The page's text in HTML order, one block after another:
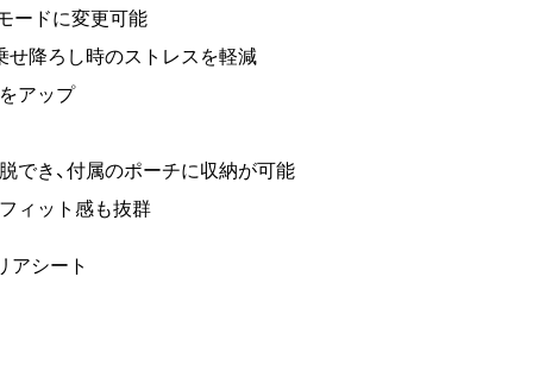
ードに変更可能
せ降ろし時のストレスを軽減
アップ
でき、付属のポーチに収納が可能
ィット感も抜群
アシート